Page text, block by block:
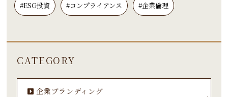
#ESG投資 #コンプライアンス #企業倫理
CATEGORY
企業ブランディング